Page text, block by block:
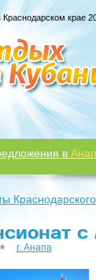
крае
в
с
г. Анапа